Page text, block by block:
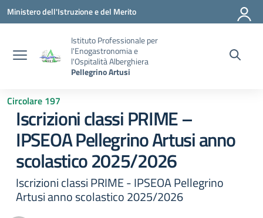
Vai ai contenuti
Vai al menu di navigazione
Vai al footer
Ministero dell'Istruzione e del Merito
Istituto Professionale per
l'Enogastronomia e
l'Ospitalità Alberghiera
Pellegrino Artusi
Circolare 197
Iscrizioni classi PRIME –
IPSEOA Pellegrino Artusi anno
scolastico 2025/2026
Iscrizioni classi PRIME - IPSEOA Pellegrino
Artusi anno scolastico 2025/2026